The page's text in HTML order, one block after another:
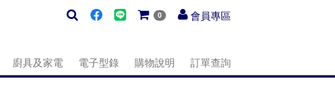
0 會員專區
廚具及家電 電子型錄 購物說明 訂單查詢